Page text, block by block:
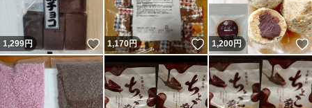
1,299円 いいね！
1,170円 いいね！
1,200円